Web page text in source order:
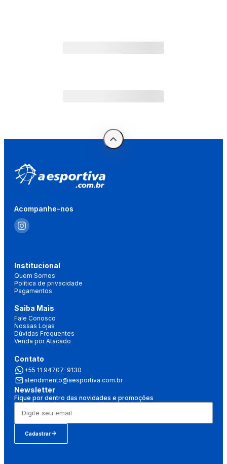
Acompanhe-nos
Institucional
Quem Somos
Política de privacidade
Pagamentos
Saiba Mais
Fale Conosco
Nossas Lojas
Dúvidas Frequentes
Venda por Atacado
Contato
+55 11 94707-9130
atendimento@aesportiva.com.br
Newsletter
Fique por dentro das novidades e promoções
Cadastrar